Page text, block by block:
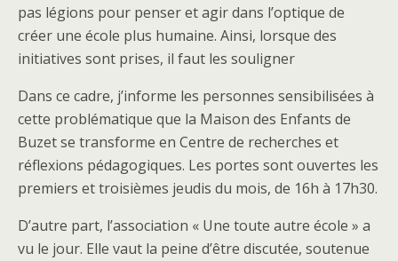
pas légions pour penser et agir dans l’optique de
créer une école plus humaine. Ainsi, lorsque des
initiatives sont prises, il faut les souligner
Dans ce cadre, j’informe les personnes sensibilisées à
cette problématique que la Maison des Enfants de
Buzet se transforme en Centre de recherches et
réflexions pédagogiques. Les portes sont ouvertes les
premiers et troisièmes jeudis du mois, de 16h à 17h30.
D’autre part, l’association « Une toute autre école » a
vu le jour. Elle vaut la peine d’être discutée, soutenue